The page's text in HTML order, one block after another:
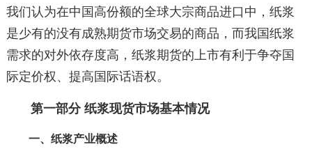
我们认为在中国高份额的全球大宗商品进口中，纸浆
是少有的没有成熟期货市场交易的商品，而我国纸浆
需求的对外依存度高，纸浆期货的上市有利于争夺国
际定价权、提高国际话语权。
第一部分 纸浆现货市场基本情况
一、纸浆产业概述